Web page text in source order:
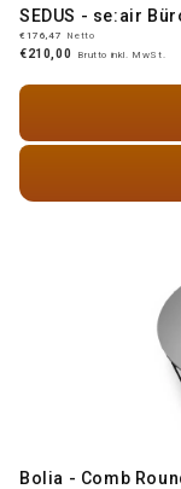
SEDUS - se:air
€176,47 Netto
€210,00 Brutto inkl. MwSt.
Bolia - Comb